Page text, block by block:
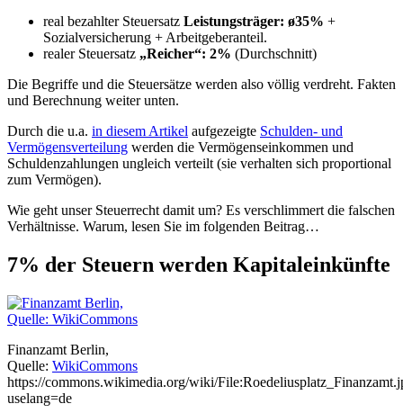
real bezahlter Steuersatz Leistungsträger: ø35% +
Sozialversicherung + Arbeitgeberanteil.
realer Steuersatz „Reicher“: 2% (Durchschnitt)
Die Begriffe und die Steuersätze werden also völlig verdreht. Fakten
und Berechnung weiter unten.
Durch die u.a. in diesem Artikel aufgezeigte Schulden- und
Vermögensverteilung werden die Vermögenseinkommen und
Schuldenzahlungen ungleich verteilt (sie verhalten sich proportional
zum Vermögen).
Wie geht unser Steuerrecht damit um? Es verschlimmert die falschen
Verhältnisse. Warum, lesen Sie im folgenden Beitrag…
7% der Steuern werden Kapitaleinkünfte
Finanzamt Berlin,
Quelle: WikiCommons
https://commons.wikimedia.org/wiki/
uselang=de